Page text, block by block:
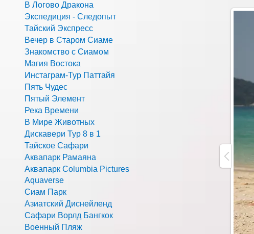
В Логово Дракона
Экспедиция - Следопыт
Тайский Экспресс
Вечер в Старом Сиаме
Знакомство с Сиамом
Магия Востока
Инстаграм-Тур Паттайя
Пять Чудес
Пятый Элемент
Река Времени
В Мире Животных
Дискавери Тур 8 в 1
Тайское Сафари
Аквапарк Рамаяна
Аквапарк Columbia Pictures
Aquaverse
Сиам Парк
Азиатский Диснейленд
Сафари Ворлд Бангкок
Военный Пляж